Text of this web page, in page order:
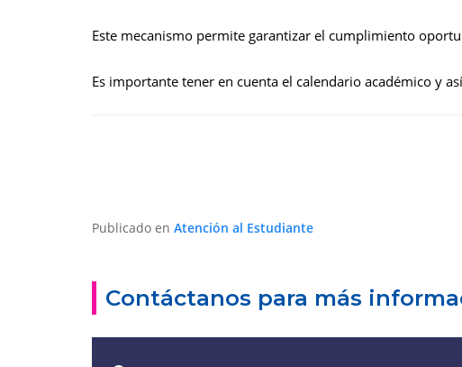
Este mecanismo permite garantizar el cumplimiento
Es importante tener en cuenta el calendario académico y
Publicado en Atención al Estudiante
Contáctanos para más